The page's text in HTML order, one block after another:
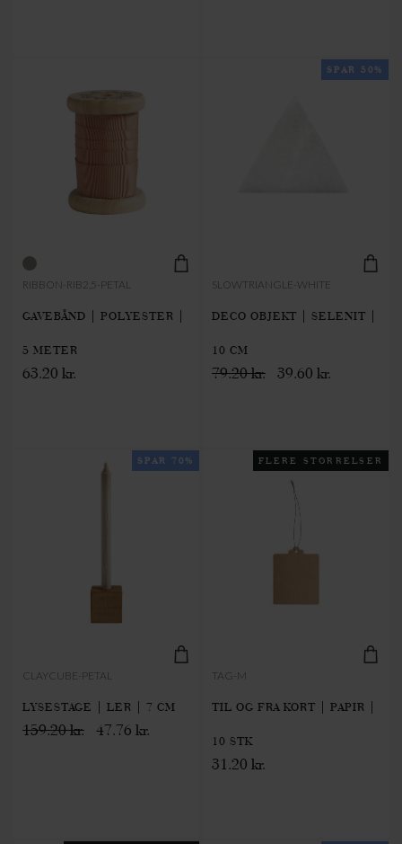
RIBBON-RIB2,5-PETAL
GAVEBÅND | POLYESTER |
5 METER
63.20 kr.
SPAR 50%
SLOWTRIANGLE-WHITE
DECO OBJEKT | SELENIT |
10 CM
79.20 kr. 39.60 kr.
SPAR 70%
CLAYCUBE-PETAL
LYSESTAGE | LER | 7 CM
159.20 kr. 47.76 kr.
FLERE STØRRELSER
TAG-M
TIL OG FRA KORT | PAPIR |
10 STK
31.20 kr.